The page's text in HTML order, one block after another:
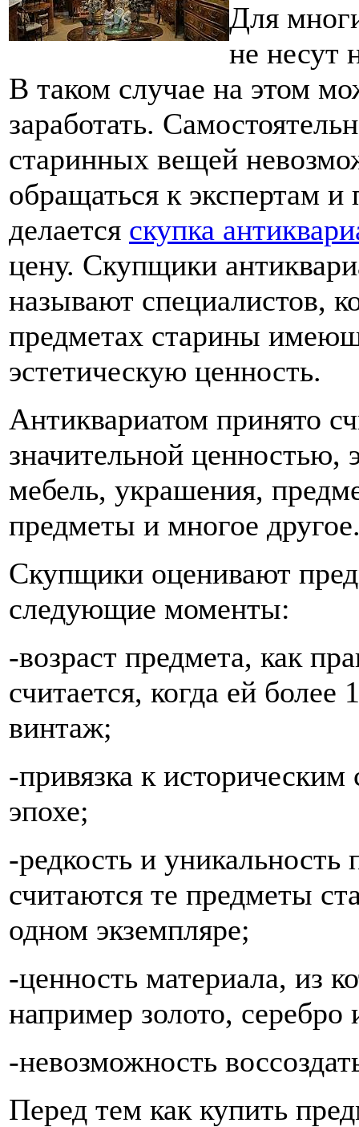
Для
не несут
В таком случае на этом
заработать.
старинных вещей
обращаться к экспертам
делается скупка
цену. Скупщики
называют специалистов,
предметах старины
эстетическую ценность.
Антиквариатом принято
значительной ценностью,
мебель, украшения,
предметы и многое
Скупщики оценивают
следующие моменты:
-возраст предмета, как
считается, когда ей более
винтаж;
-привязка к
эпохе;
-редкость и
считаются те предметы
одном экземпляре;
-ценность материала, из
например золото, серебро
-невозможность
Перед тем как купить